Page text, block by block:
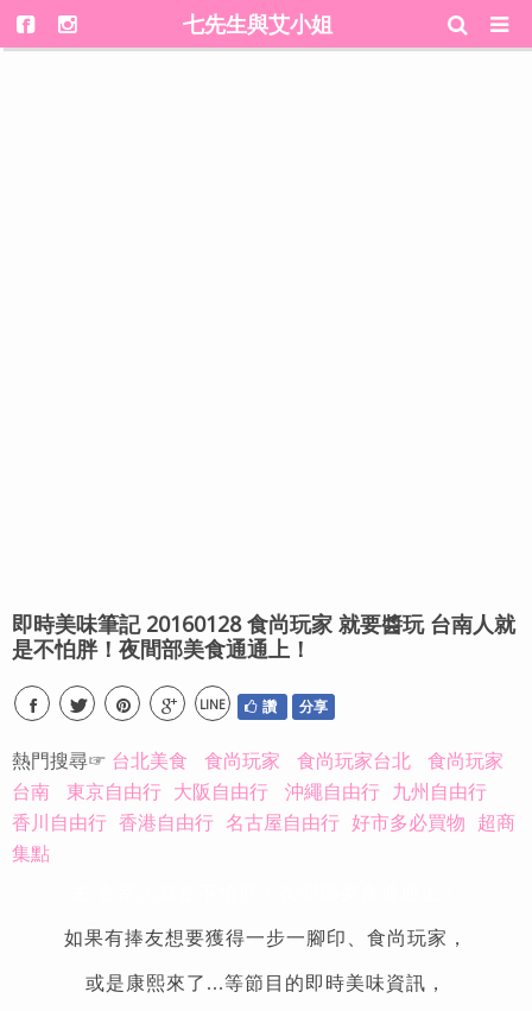
七先生與艾小姐
即時美味筆記 20160128 食尚玩家 就要醬玩 台南人就
是不怕胖！夜間部美食通通上！
LINE 讚 分享
熱門搜尋☞ 台北美食 食尚玩家 食尚玩家台北
食尚玩家
台南
東京自由行 大阪自由行 沖繩自由行 九州自由行
香川自由行 香港自由行 名古屋自由行 好市多必買物 超商
集點
如果有捧友想要獲得一步一腳印、食尚玩家，
或是康熙來了...等節目的即時美味資訊，